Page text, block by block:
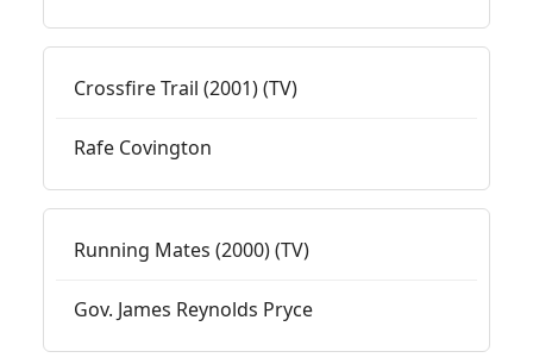
Crossfire Trail (2001) (TV)
Rafe Covington
Running Mates (2000) (TV)
Gov. James Reynolds Pryce